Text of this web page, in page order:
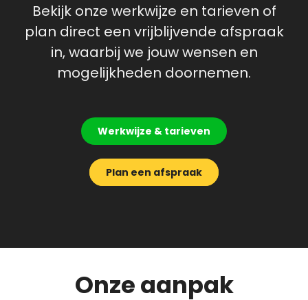
Bekijk onze werkwijze en tarieven of
plan direct een vrijblijvende afspraak
in, waarbij we jouw wensen en
mogelijkheden doornemen.
Werkwijze & tarieven
Plan een afspraak
Onze aanpak